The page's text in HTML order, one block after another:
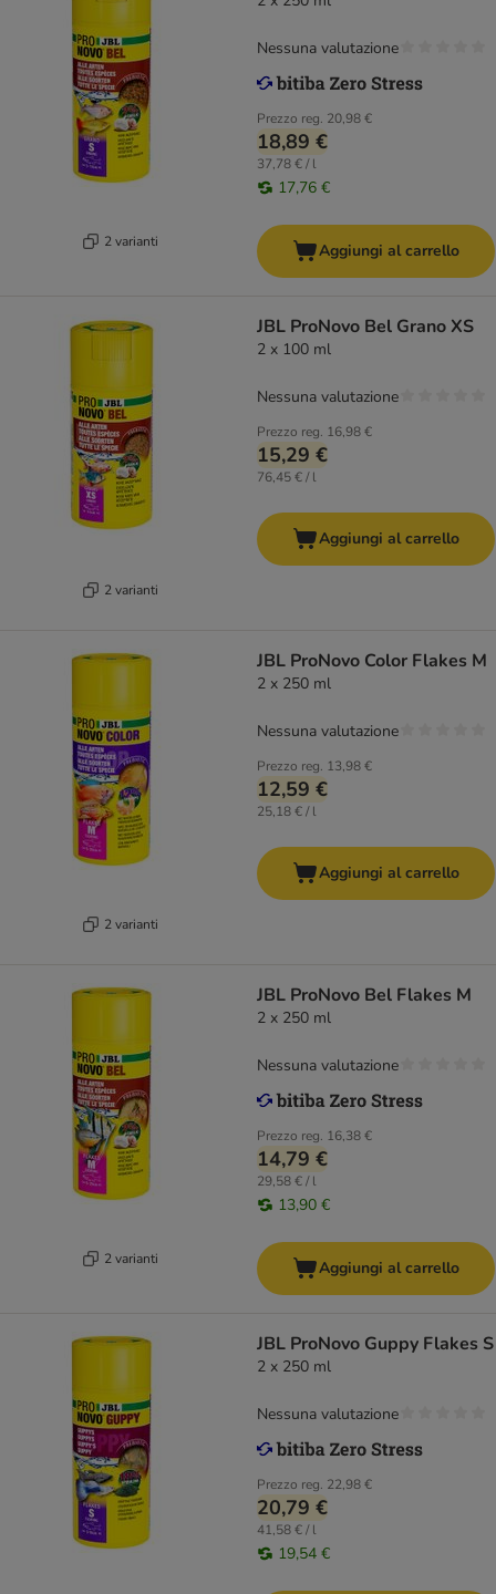
2 varianti
Prezzo reg. 20,98 €
18,89 €
37,78 € / l
17,76 €
Nessuna valutazione
Aggiungi al carrello
2 varianti
JBL ProNovo Bel Grano XS
2 x 100 ml
Prezzo reg. 16,98 €
15,29 €
76,45 € / l
Nessuna valutazione
Aggiungi al carrello
2 varianti
JBL ProNovo Color Flakes M
2 x 250 ml
Prezzo reg. 13,98 €
12,59 €
25,18 € / l
Nessuna valutazione
Aggiungi al carrello
2 varianti
JBL ProNovo Bel Flakes M
2 x 250 ml
Prezzo reg. 16,38 €
14,79 €
29,58 € / l
13,90 €
Nessuna valutazione
Aggiungi al carrello
JBL ProNovo Guppy Flakes S
2 x 250 ml
Prezzo reg. 22,98 €
20,79 €
41,58 € / l
19,54 €
Nessuna valutazione